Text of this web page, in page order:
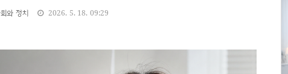
와 정치 2026. 5. 18. 09:29